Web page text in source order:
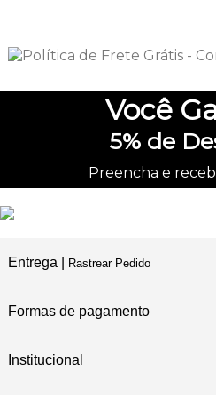
Você
5%de
Preencha e
Entrega | Rastrear Pedido
Formas de pagamento
Institucional